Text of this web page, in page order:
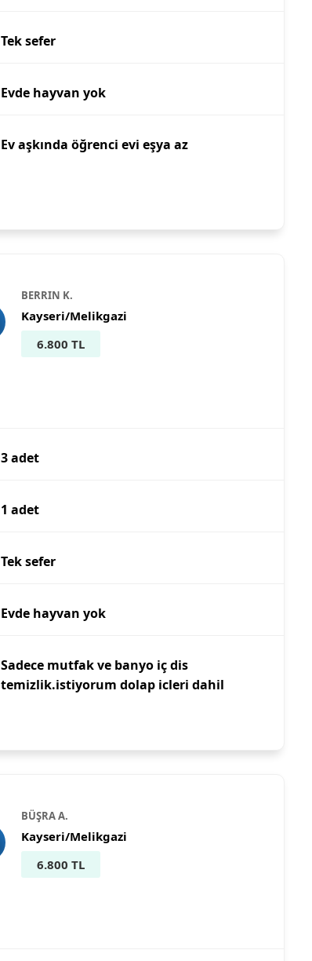
Tek sefer
Evde hayvan yok
Ev aşkında öğrenci evi eşya az
BERRIN K.
Kayseri/Melikgazi
6.800 TL
3 adet
1 adet
Tek sefer
Evde hayvan yok
Sadece mutfak ve banyo iç dis
temizlik.istiyorum dolap icleri dahil
BÜŞRA A.
Kayseri/Melikgazi
6.800 TL